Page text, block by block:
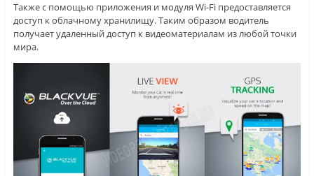
Также с помощью приложения и модуля Wi-Fi предоставляется
доступ к облачному хранилищу. Таким образом водитель
получает удаленный доступ к видеоматериалам из любой точки
мира.